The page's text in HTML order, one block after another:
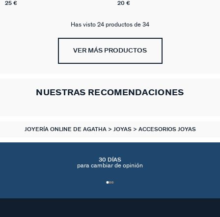
25 € 20 €
Has visto 24 productos de 34
VER MÁS PRODUCTOS
NUESTRAS RECOMENDACIONES
JOYERÍA ONLINE DE AGATHA JOYAS ACCESORIOS JOYAS
30 DÍAS
para cambiar de opinión